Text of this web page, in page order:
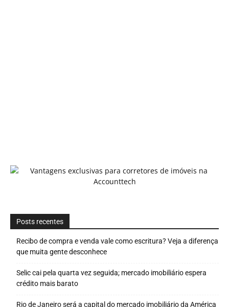
Posts recentes
Recibo de compra e venda vale como escritura? Veja a diferença
que muita gente desconhece
Selic cai pela quarta vez seguida; mercado imobiliário espera
crédito mais barato
Rio de Janeiro será a capital do mercado imobiliário da América